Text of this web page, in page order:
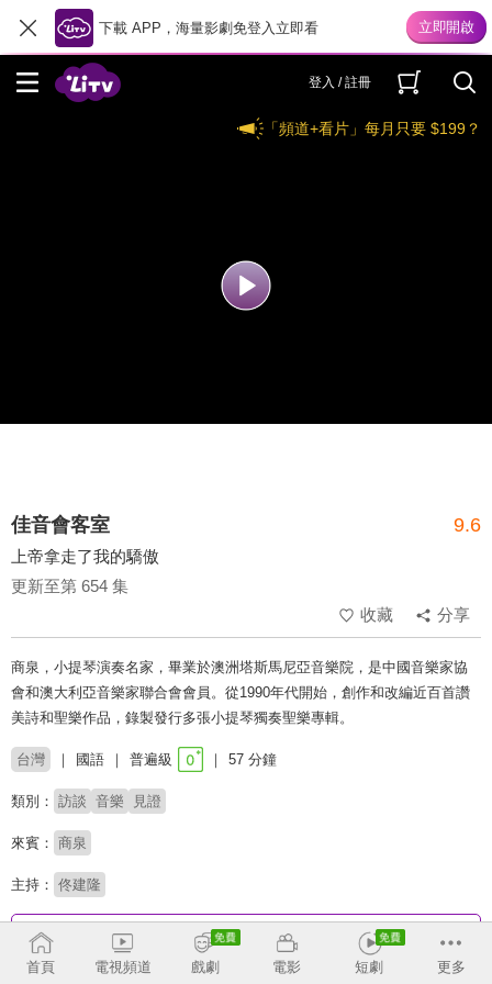
下載 APP，海量影劇免登入立即看
登入 / 註冊
「頻道+看片」每月只要 $199？
佳音會客室 9.6
上帝拿走了我的驕傲
更新至第 654 集
收藏
分享
商泉，小提琴演奏名家，畢業於澳洲塔斯馬尼亞音樂院，是中國音樂家協
會和澳大利亞音樂家聯合會會員。從1990年代開始，創作和改編近百首讚
美詩和聖樂作品，錄製發行多張小提琴獨奏聖樂專輯。
台灣 國語 普遍級 57 分鐘
類別： 訪談 音樂 見證
來賓： 商泉
主持： 佟建隆
收回
首頁
電視頻道 戲劇 電影 短劇 更多